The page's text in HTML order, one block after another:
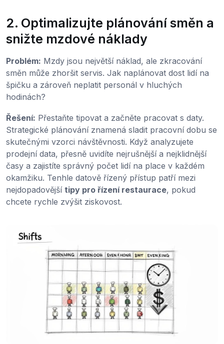
2. Optimalizujte plánování směn a
snižte mzdové náklady
Problém: Mzdy jsou největší náklad, ale zkracování
směn může zhoršit servis. Jak naplánovat dost lidí na
špičku a zároveň neplatit personál v hluchých
hodinách?
Řešení: Přestaňte tipovat a začněte pracovat s daty.
Strategické plánování znamená sladit pracovní dobu se
skutečnými vzorci návštěvnosti. Když analyzujete
prodejní data, přesně uvidíte nejrušnější a nejklidnější
časy a zajistíte správný počet lidí na place v každém
okamžiku. Tenhle datově řízený přístup patří mezi
nejdopadovější tipy pro řízení restaurace, pokud
chcete rychle zvýšit ziskovost.